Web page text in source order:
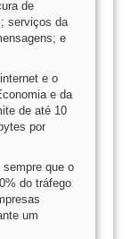
de
serviços da
e
e o
e da
de até 10
por
que o
do tráfego
um